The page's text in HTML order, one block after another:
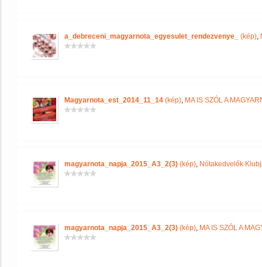
a_debreceni_magyarnota_egyesulet_rendezvenye_ (kép),
Magyarnota_est_2014_11_14 (kép), MA IS SZÓL A
magyarnota_napja_2015_A3_2(3) (kép), Nótakedvelők
magyarnota_napja_2015_A3_2(3) (kép), MA IS SZÓL A